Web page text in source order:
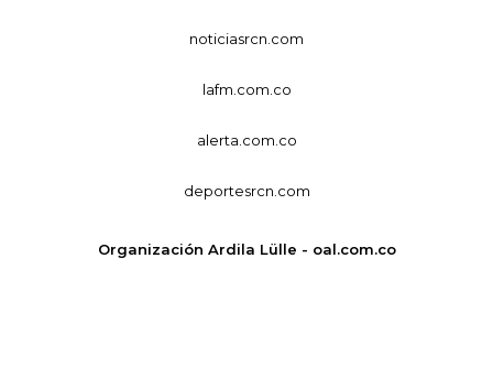
noticiasrcn.com
lafm.com.co
alerta.com.co
deportesrcn.com
Organización Ardila Lülle - oal.com.co